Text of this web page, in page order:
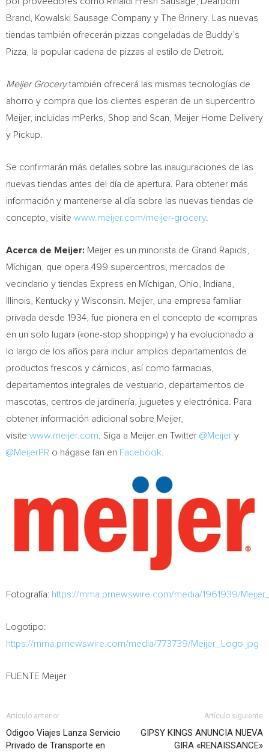
Brand, Kowalski Sausage Company y The Brinery. Las nuevas
tiendas también ofrecerán pizzas congeladas de Buddy’s
Pizza, la popular cadena de pizzas al estilo de Detroit
Meijer Grocerytambién ofrecerá las mismas tecnologías de
ahorro y compra que los clientes esperan de un supercentro
Meijer, incluidas mPerks, Shop and Scan, Meijer Home Delivery
y Pickup.
Se confirmarán más detalles sobre las inauguraciones de las
nuevas tiendas antes del día de apertura. Para obtener más
información y mantenerse al día sobre las nuevas tiendas de
concepto, visite www.meijer.com/meijer-grocery.
Acerca de Meijer: Meijer es un minorista de Grand Rapids
Míchigan, que opera 499 supercentros, mercados de
vecindario y tiendas Express en Míchigan, Ohio Indiana
Illinois
Kentucky y Wisconsin . Meijer, una empresa familiar
privada desde 1934, fue pionera en el concepto de «compras
en un solo lugar» («one-stop shopping») y ha evolucionado a
lo largo de los años para incluir amplios departamentos de
productos frescos y cárnicos, así como farmacias,
departamentos integrales de vestuario, departamentos de
mascotas, centros de jardinería, juguetes y electrónica. Para
obtener información adicional sobre Meijer,
visite www.meijer.com . Siga a Meijer en Twitter @Meijer y
@MeijerPR o hágase fan en Facebook
Fotografía: https://mma.prnewswire.com/media/1961939/
Logotipo:
https://mma.prnewswire.com/media/773739/Meijer_Logo.jpg
FUENTE Meijer
Artículo anterior
Odigoo Viajes Lanza Servicio
Privado de Transporte en
Artículo siguiente
GIPSY KINGS ANUNCIA NUEVA
GIRA «RENAISSANCE»